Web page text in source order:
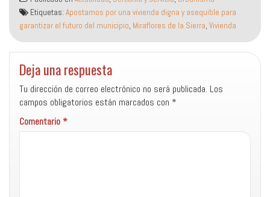
Etiquetas: Apostamos por una vivienda digna y asequible para
garantizar el futuro del municipio, Miraflores de la Sierra, Vivienda
Deja una respuesta
Tu dirección de correo electrónico no será publicada. Los
campos obligatorios están marcados con *
Comentario*